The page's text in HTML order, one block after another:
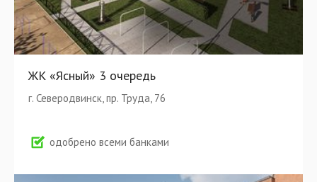
ЖК «Ясный» 3 очередь
г. Северодвинск, пр. Труда, 76
одобрено всеми банками